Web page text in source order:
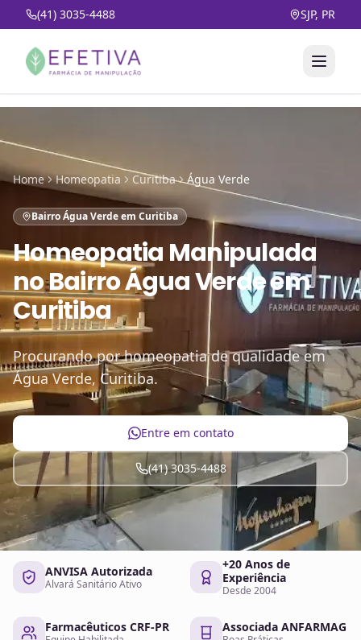
(41) 3035-4488 SJP, PR
Home Homeopatia Curitiba Água Verde
Bairro Água Verde em Curitiba
Homeopatia Manipulada
noBairro Água Verde em
Curitiba
Procurando por homeopatia de qualidade em
Água Verde, Curitiba.
Entre em contato
(41) 3035-4488
ANVISA Autorizada
Alvará Sanitário Ativo
+20 Anos de
Experiência
Desde 2004
Farmacêuticos CRF-PR Associada ANFARMAG